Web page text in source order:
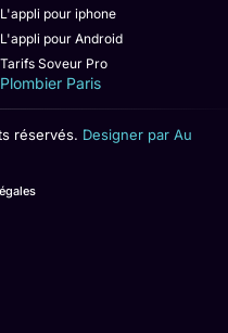
L'appli pour iphone
L'appli pour Android
Tarifs Soveur Pro
Plombier Paris
réservés. Designer par Au